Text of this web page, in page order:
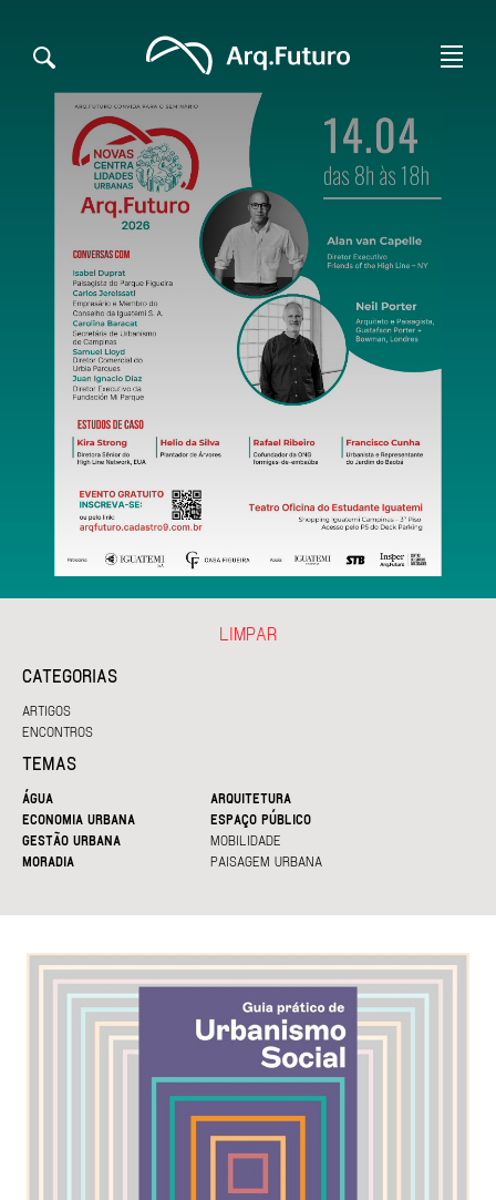
CATEGORIAS
ARTIGOS
ENCONTROS
TEMAS
ÁGUA
ARQUITETURA
ECONOMIA URBANA
ESPAÇO PÚBLICO
GESTÃO URBANA
MOBILIDADE
MORADIA
PAISAGEM URBANA
LIMPAR